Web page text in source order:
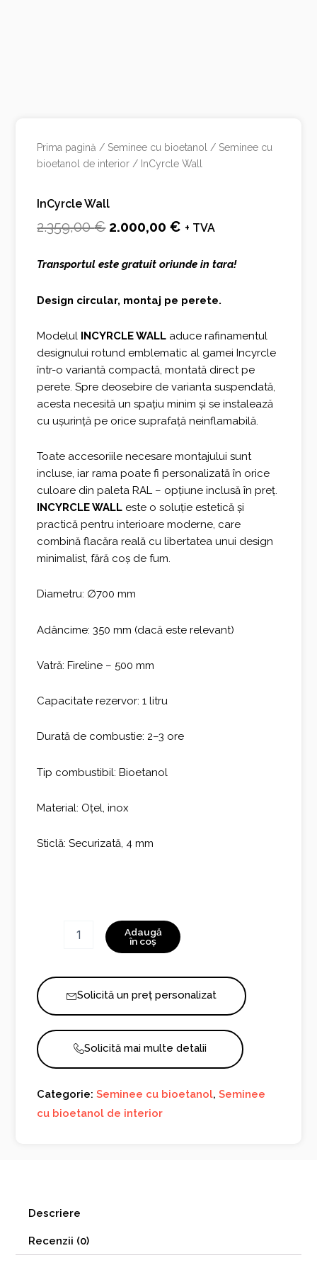
Prima pagină / Seminee cu bioetanol / Seminee cu
bioetanol de interior / InCyrcle Wall
InCyrcle Wall
2.359,00€ Prețul
a
fost:
2.000,00€ Prețul
este:
2.000,00 €.
+ TVA
Transportul este gratuit oriunde in tara!
Design circular, montaj pe perete.
Modelul INCYRCLE WALL aduce rafinamentul
designului rotund emblematic al gamei Incyrcle
într-o variantă compactă, montată direct pe
perete. Spre deosebire de varianta suspendată,
acesta necesită un spațiu minim și se instalează
cu ușurință pe orice suprafață neinflamabilă.
Toate accesoriile necesare montajului sunt
incluse, iar rama poate fi personalizată în orice
culoare din paleta RAL – opțiune inclusă în preț.
INCYRCLE WALL este o soluție estetică și
practică pentru interioare moderne, care
combină flacăra reală cu libertatea unui design
minimalist, fără coș de fum.
Diametru: ∅700 mm
Adâncime: 350 mm (dacă este relevant)
Vatră: Fireline – 500 mm
Capacitate rezervor: 1 litru
Durată de combustie: 2–3 ore
Tip combustibil: Bioetanol
Material: Oțel, inox
Sticlă: Securizată, 4 mm
Adaugă
în coș
Solicită un preț personalizat
Solicită mai multe detalii
Categorie:Seminee cu bioetanol,Seminee
cu bioetanol de interior
Descriere
Recenzii (0)